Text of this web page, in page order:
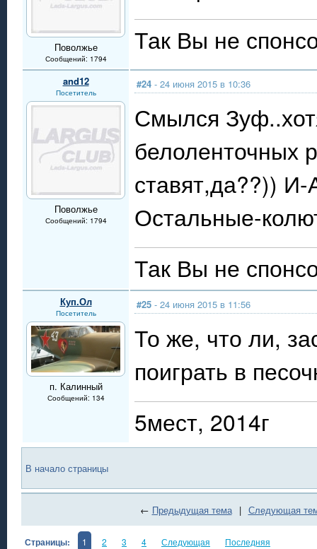
Поволжье
Сообщений: 1794
Так Вы не
and12
Посетитель
Поволжье
Сообщений: 1794
#24 - 24 июня 2015 в 10:36
Смылся
белоленточных
ставят,да??))
Остальные-
Так Вы не
Куп.Ол
Посетитель
п. Калинный
Сообщений: 134
#25 - 24 июня 2015 в 11:56
То же, что ли,
поиграть в
5мест, 2014г
В начало страницы
← Предыдущая тема | Следующая
Страницы: 1 2 3 4 Следующая Последняя